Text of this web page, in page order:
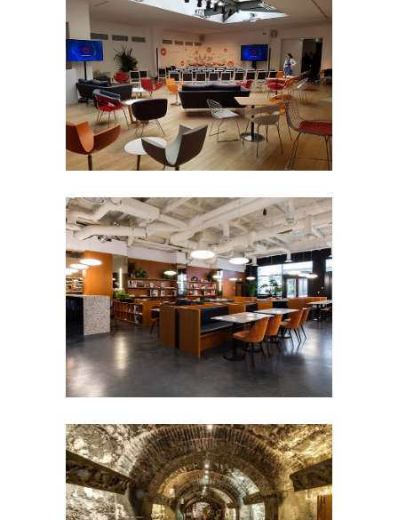
THE BUREAU
- 50 pers 100 à 200 pers 50 à 100
pers 8e arrondissement Défilé Petit
format Séminaire et
assemblée Shooting photo Tournage
MUSÉE DU VIN
arrondissement 50 à 100
pers Caves congrés et
conférences Musées et
monuments Séminaire et assemblée